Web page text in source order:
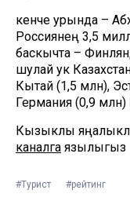
кенче урында –
Россиянең 3,5
баскычта –
шулай ук
Кытай (1,5 млн),
Германия (0,9 млн)
Кызыклы
каналга язылыгыз
#Турист #рейтинг